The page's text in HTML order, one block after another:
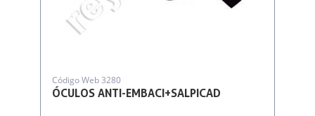
ÓCULOS ANTI-EMBACI+SALPICAD
Código Web 3280